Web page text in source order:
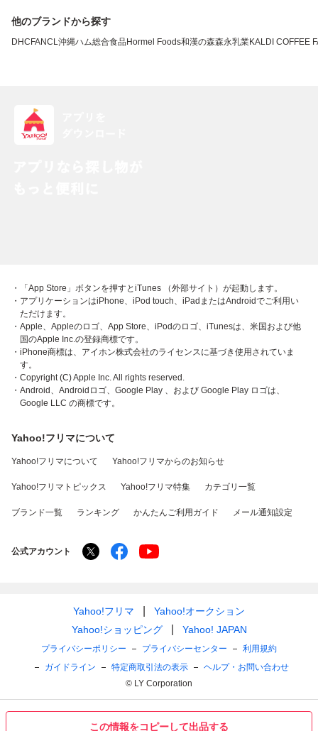
この情報をコピーして出品する
他のブランドから探す
DHC FANCL沖縄ハム総合食品Hormel Foods和漢の森森永乳業KALDI COFFEE
・「App Store」ボタンを押すとiTunes （外部サイト）が起動します。
・アプリケーションはiPhone、iPod touch、iPadまたはAndroidでご利用い
ただけます。
・Apple、Appleのロゴ、App Store、iPodのロゴ、iTunesは、米国および他
国のApple Inc.の登録商標です。
・iPhone商標は、アイホン株式会社のライセンスに基づき使用されていま
す。
・Copyright (C) Apple Inc. All rights reserved.
・Android、Androidロゴ、Google Play 、および Google Play ロゴは、
Google LLC の商標です。
Yahoo!フリマについて
Yahoo!フリマについて Yahoo!フリマからのお知らせ
Yahoo!フリマトピックス Yahoo!フリマ特集 カテゴリ一覧
ブランド一覧 ランキング かんたんご利用ガイド メール通知設定
公式アカウント
Yahoo!フリマ
Yahoo!オークション
Yahoo!ショッピング
Yahoo! JAPAN
プライバシーポリシー プライバシーセンター
利用規約
ガイドライン
特定商取引法の表示
ヘルプ・お問い合わせ
© LY Corporation